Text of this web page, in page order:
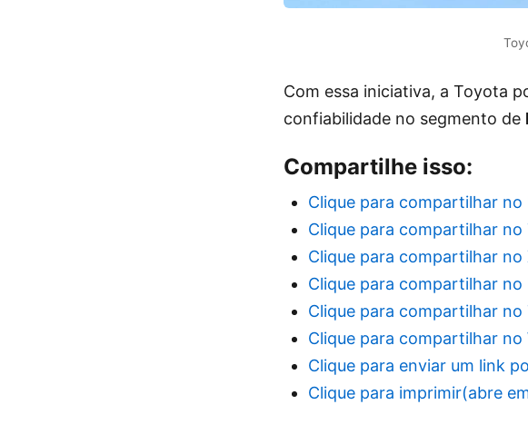
Com essa iniciativa, a Toyota
confiabilidade no segmento de
Compartilhe isso:
Clique para compartilhar
Clique para compartilhar
Clique para compartilhar no
Clique para compartilhar
Clique para compartilhar
Clique para compartilhar
Clique para enviar um link
Clique para imprimir(abre